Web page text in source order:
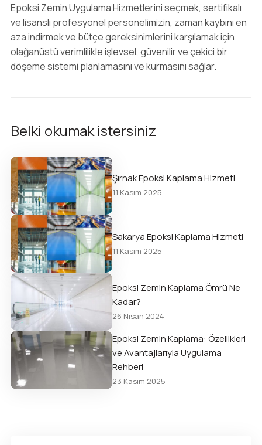
Epoksi Zemin Uygulama Hizmetlerini seçmek, sertifikalı
ve lisanslı profesyonel personelimizin, zaman kaybını en
aza indirmek ve bütçe gereksinimlerini karşılamak için
olağanüstü verimlilikle işlevsel, güvenilir ve çekici bir
döşeme sistemi planlamasını ve kurmasını sağlar.
Belki okumak istersiniz
Şırnak Epoksi Kaplama Hizmeti
11 Kasım 2025
Sakarya Epoksi Kaplama Hizmeti
11 Kasım 2025
Epoksi Zemin Kaplama Ömrü Ne
Kadar?
26 Nisan 2024
Epoksi Zemin Kaplama: Özellikleri
ve Avantajlarıyla Uygulama
Rehberi
23 Kasım 2025